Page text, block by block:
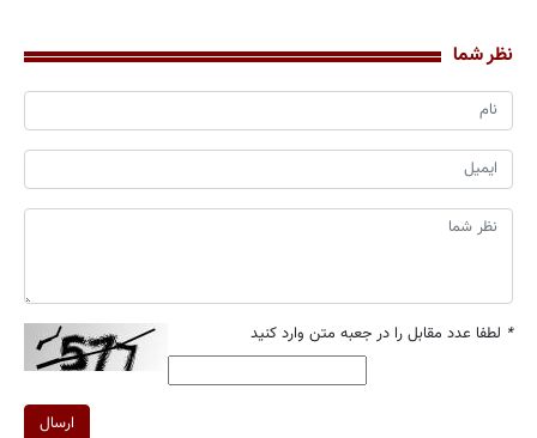
نظر شما
* لطفا عدد مقابل را در جعبه متن وارد کنید
ارسال